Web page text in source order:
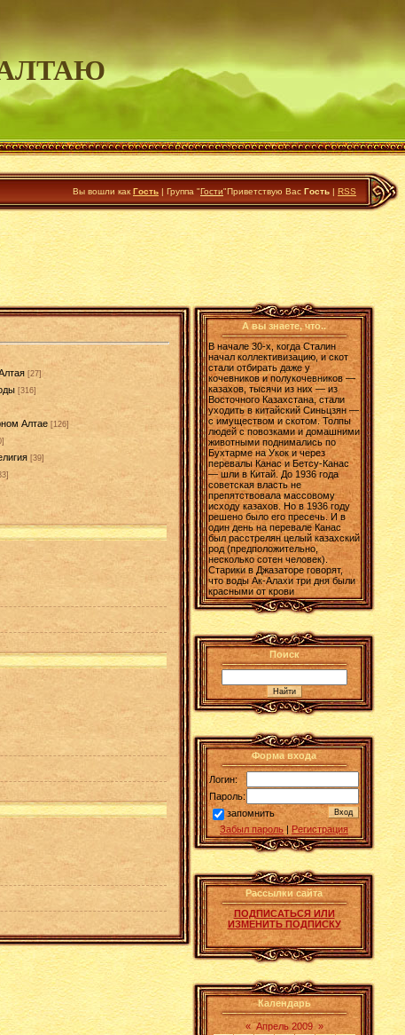
Вы вошли как Гость | Группа "Гости"Приветствую Вас Гость | RSS
[27]
[316]
Алтае [126]
[39]
А вы знаете, что..
В начале 30-х, когда Сталин
начал коллективизацию, и скот
стали отбирать даже у
кочевников и полукочевников —
казахов, тысячи из них — из
Восточного Казахстана, стали
уходить в китайский Синьцзян —
с имуществом и скотом. Толпы
людей с повозками и домашними
животными поднимались по
Бухтарме на Укок и через
перевалы Канас и Бетсу-Канас
— шли в Китай. До 1936 года
советская власть не
препятствовала массовому
исходу казахов. Но в 1936 году
решено было его пресечь. И в
один день на перевале Канас
был расстрелян целый казахский
род (предположительно,
несколько сотен человек).
Старики в Джазаторе говорят,
что воды Ак-Алахи три дня были
красными от крови
Поиск
Форма входа
Логин:
Пароль:
запомнить
Забыл пароль | Регистрация
Рассылки сайта
ПОДПИСАТЬСЯ ИЛИ
ИЗМЕНИТЬ ПОДПИСКУ
Календарь
« Апрель 2009 »